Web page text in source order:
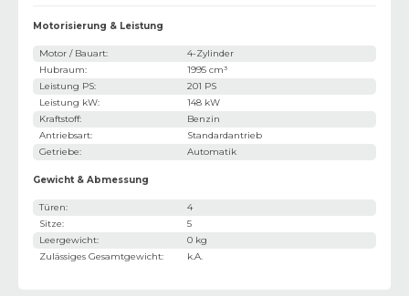
Motorisierung & Leistung
Motor / Bauart:
4-Zylinder
Hubraum:
1995 cm³
Leistung PS:
201 PS
Leistung kW:
148 kW
Kraftstoff:
Benzin
Antriebsart:
Standardantrieb
Getriebe: Automatik
Gewicht & Abmessung
Türen:
4
Sitze:
5
Leergewicht:
0 kg
Zulässiges Gesamtgewicht: k.A.